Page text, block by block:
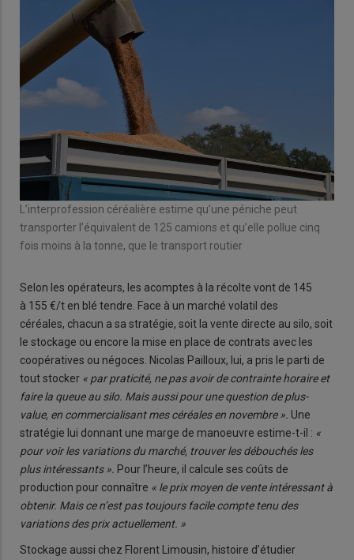
L’interprofession céréalière estime qu’une péniche peut
transporter l’équivalent de 125 camions et qu’elle pollue cinq
fois moins à la tonne, que le transport routier
Selon les opérateurs, les acomptes à la récolte vont de 145
à 155 €/t en blé tendre. Face à un marché volatil des
céréales, chacun a sa stratégie, soit la vente directe au silo, soit
le stockage ou encore la mise en place de contrats avec les
coopératives ou négoces. Nicolas Pailloux, lui, a pris le parti de
tout stocker « par praticité, ne pas avoir de contrainte horaire et
faire la queue au silo. Mais aussi pour une question de plus-
value, en commercialisant mes céréales en novembre ». Une
stratégie lui donnant une marge de manoeuvre estime-t-il : «
pour voir les variations du marché, trouver les débouchés les
plus intéressants ». Pour l’heure, il calcule ses coûts de
production pour connaître « le prix moyen de vente intéressant à
obtenir. Mais ce n’est pas toujours facile compte tenu des
variations des prix actuellement. »
Stockage aussi chez Florent Limousin, histoire d’étudier